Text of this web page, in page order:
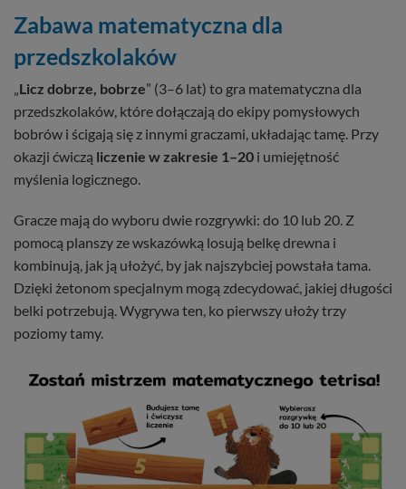
Zabawa matematyczna dla
przedszkolaków
Licz dobrze, bobrze” (3–6 lat) to gra matematyczna dla
przedszkolaków, które dołączają do ekipy pomysłowych
bobrów i ścigają się z innymi graczami, układając tamę. Przy
okazji ćwiczą liczenie w zakresie 1–20 i umiejętność
myślenia logicznego.
Gracze mają do wyboru dwie rozgrywki: do 10 lub 20. Z
pomocą planszy ze wskazówką losują belkę drewna i
kombinują, jak ją ułożyć, by jak najszybciej powstała tama.
Dzięki żetonom specjalnym mogą zdecydować, jakiej długości
belki potrzebują. Wygrywa ten, ko pierwszy ułoży trzy
poziomy tamy.